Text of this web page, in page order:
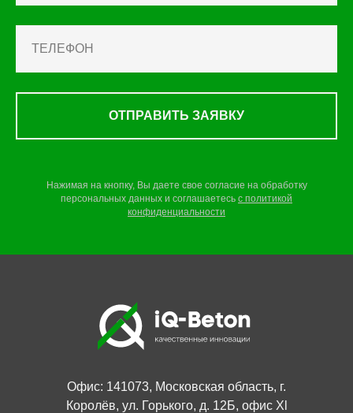
ОТПРАВИТЬ ЗАЯВКУ
Нажимая на кнопку, Вы даете свое согласие на обработку
персональных данных и соглашаетесь c политикой
конфиденциальности
Офис: 141073, Московская область, г.
Королёв, ул. Горького, д. 12Б, офис Xl